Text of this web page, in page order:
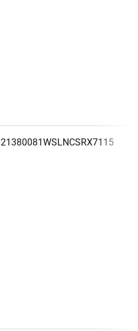
21380081WSLNCSRX7115